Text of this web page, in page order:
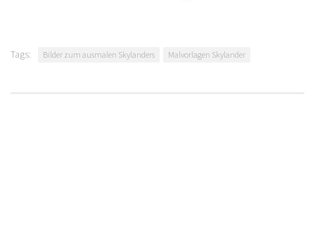
Tags: Bilder zum ausmalen Skylanders Malvorlagen Skylander